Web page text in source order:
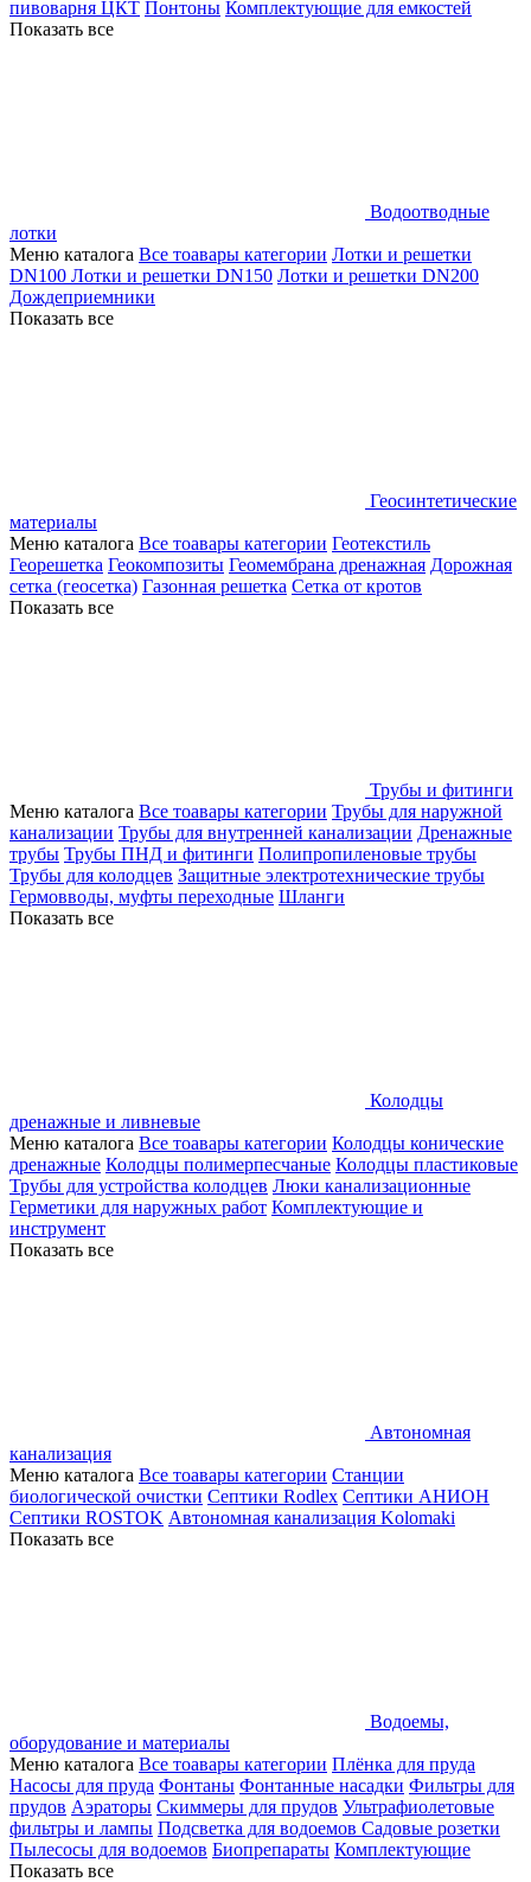
пивоварня ЦКТ Понтоны Комплектующие для емкостей
Показать все
Водоотводные
лотки
Меню каталога Все тоавары категории Лотки и решетки
DN100 Лотки и решетки DN150 Лотки и решетки DN200
Дождеприемники
Показать все
Геосинтетические
материалы
Меню каталога Все тоавары категории Геотекстиль
Георешетка Геокомпозиты Геомембрана дренажная Дорожная
сетка (геосетка) Газонная решетка Сетка от кротов
Показать все
Трубы и фитинги
Меню каталога Все тоавары категории Трубы для наружной
канализации Трубы для внутренней канализации Дренажные
трубы Трубы ПНД и фитинги Полипропиленовые трубы
Трубы для колодцев Защитные электротехнические трубы
Гермовводы, муфты переходные Шланги
Показать все
Колодцы
дренажные и ливневые
Меню каталога Все тоавары категории Колодцы конические
дренажные Колодцы полимерпесчаные Колодцы пластиковые
Трубы для устройства колодцев Люки канализационные
Герметики для наружных работ Комплектующие и
инструмент
Показать все
Автономная
канализация
Меню каталога Все тоавары категории Станции
биологической очистки Септики Rodlex Септики АНИОН
Септики ROSTOK Автономная канализация Kolomaki
Показать все
Водоемы,
оборудование и материалы
Меню каталога Все тоавары категории Плёнка для пруда
Насосы для пруда Фонтаны Фонтанные насадки Фильтры для
прудов Аэраторы Скиммеры для прудов Ультрафиолетовые
фильтры и лампы Подсветка для водоемов Садовые розетки
Пылесосы для водоемов Биопрепараты Комплектующие
Показать все